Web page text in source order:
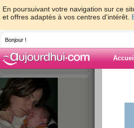
En poursuivant votre navigation sur ce
et offres adaptés à vos centres d'intérêt.
Bonjour !